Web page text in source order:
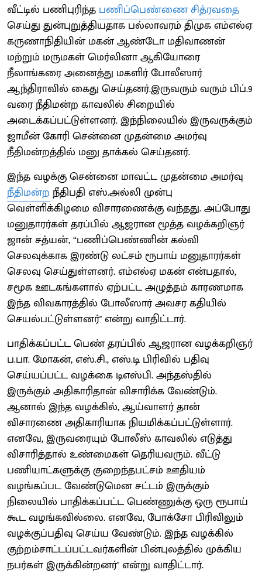
வீட்டில் பணிபுரிந்த பணிப்பெண்ணை சித்ரவதை
செய்து துன்புறுத்தியதாக பல்லாவரம் திமுக எம்எல்ஏ
கருணாநிதியின் மகன் ஆண்டோ மதிவாணன்
மற்றும் மருமகள் மெர்லினா ஆகியோரை
நீலாங்கரை அனைத்து மகளிர் போலீஸார்
ஆந்திராவில் கைது செய்தனர்.இருவரும் வரும் பிப்.9
வரை நீதிமன்ற காவலில் சிறையில்
அடைக்கப்பட்டுள்ளனர். இந்நிலையில் இருவருக்கும்
ஜாமீன் கோரி சென்னை முதன்மை அமர்வு
நீதிமன்றத்தில் மனு தாக்கல் செய்தனர்.
இந்த வழக்கு சென்னை மாவட்ட முதன்மை அமர்வு
நீதிமன்ற நீதிபதி எஸ்.அல்லி முன்பு
வெள்ளிக்கிழமை விசாரணைக்கு வந்தது. அப்போது
மனுதாரர்கள் தரப்பில் ஆஜரான மூத்த வழக்கறிஞர்
ஜான் சத்யன், “பணிப்பெண்ணின் கல்வி
செலவுக்காக இரண்டு லட்சம் ரூபாய் மனுதாரர்கள்
செலவு செய்துள்ளனர். எம்எல்ஏ மகன் என்பதால்,
சமூக ஊடகங்களால் ஏற்பட்ட அழுத்தம் காரணமாக
இந்த விவகாரத்தில் போலீஸார் அவசர கதியில்
செயல்பட்டுள்ளனர்" என்று வாதிட்டார்.
பாதிக்கப்பட்ட பெண் தரப்பில் ஆஜரான வழக்கறிஞர்
ப.பா. மோகன், எஸ்.சி., எஸ்.டி பிரிவில் பதிவு
செய்யப்பட்ட வழக்கை டிஎஸ்பி. அந்தஸ்தில்
இருக்கும் அதிகாரிதான் விசாரிக்க வேண்டும்.
ஆனால் இந்த வழக்கில், ஆய்வாளர் தான்
விசாரணை அதிகாரியாக நியமிக்கப்பட்டுள்ளார்.
எனவே, இருவரையும் போலீஸ் காவலில் எடுத்து
விசாரித்தால் உண்மைகள் தெரியவரும். வீட்டு
பணியாட்களுக்கு குறைந்தபட்சம் ஊதியம்
வழங்கப்பட வேண்டுமென சட்டம் இருக்கும்
நிலையில் பாதிக்கப்பட்ட பெண்ணுக்கு ஒரு ரூபாய்
கூட வழங்கவில்லை. எனவே, போக்சோ பிரிவிலும்
வழக்குப்பதிவு செய்ய வேண்டும். இந்த வழக்கில்
குற்றம்சாட்டப்பட்டவர்களின் பின்புலத்தில் முக்கிய
நபர்கள் இருக்கின்றனர்" என்று வாதிட்டார்.